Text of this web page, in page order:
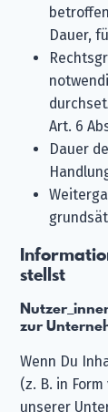
Dauer,
Art. 6
Dauer
stellst
zur
Wenn Du
(z. B. in
unserer